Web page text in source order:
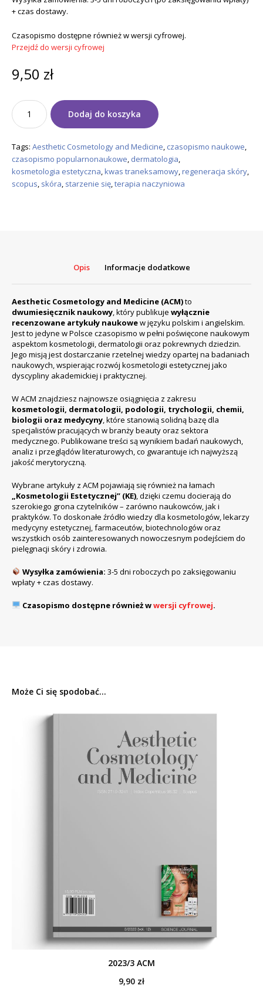
+ czas dostawy.
Czasopismo dostępne również w wersji cyfrowej.
Przejdź do wersji cyfrowej
9,50 zł
ilość
Aesthetic
Cosmetology
and
Medicine
wydanie
6/2025
Dodaj do koszyka
Tags: Aesthetic Cosmetology and Medicine, czasopismo naukowe,
czasopismo popularnonaukowe, dermatologia,
kosmetologia estetyczna,kwas traneksamowy,regeneracja skóry,
scopus, skóra, starzenie się,terapia naczyniowa
Opis Informacje dodatkowe
Aesthetic Cosmetology and Medicine (ACM)to
dwumiesięcznik naukowy, który publikuje wyłącznie
recenzowane artykuły naukowew języku polskim i angielskim.
Jest to jedyne w Polsce czasopismo w pełni poświęcone naukowym
aspektom kosmetologii, dermatologii oraz pokrewnych dziedzin.
Jego misją jest dostarczanie rzetelnej wiedzy opartej na badaniach
naukowych, wspierając rozwój kosmetologii estetycznej jako
dyscypliny akademickiej i praktycznej.
W ACM znajdziesz najnowsze osiągnięcia z zakresu
kosmetologii, dermatologii, podologii, trychologii, chemii,
biologii oraz medycyny, które stanowią solidną bazę dla
specjalistów pracujących w branży beauty oraz sektora
medycznego. Publikowane treści są wynikiem badań naukowych,
analiz i przeglądów literaturowych, co gwarantuje ich najwyższą
jakość merytoryczną.
Wybrane artykuły z ACM pojawiają się również na łamach
„Kosmetologii Estetycznej” (KE), dzięki czemu docierają do
szerokiego grona czytelników – zarówno naukowców, jak i
praktyków. To doskonałe źródło wiedzy dla kosmetologów, lekarzy
medycyny estetycznej, farmaceutów, biotechnologów oraz
wszystkich osób zainteresowanych nowoczesnym podejściem do
pielęgnacji skóry i zdrowia.
Wysyłka zamówienia: 3-5 dni roboczych po zaksięgowaniu
wpłaty + czas dostawy.
Czasopismo dostępne również wwersji cyfrowej.
Może Ci się spodobać...
2023/3 ACM
9,90 zł